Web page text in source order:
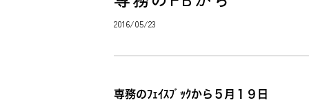
2016/05/23
専務のﾌｪｲｽﾌﾞｯｸから５月１９日